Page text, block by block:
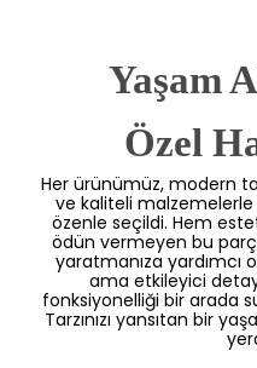
Yaşam
Özel
Her ürünümüz, modern
ve kaliteli
özenle seçildi. Hem
ödün vermeyen bu
yaratmanıza yardımcı
ama etkileyici
fonksiyonelliği bir arada
Tarzınızı yansıtan bir